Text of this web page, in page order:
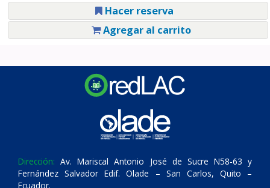
Hacer reserva
Agregar al carrito
Dirección: Av. Mariscal Antonio José de Sucre N58-63 y
Fernández Salvador Edif. Olade – San Carlos, Quito –
Ecuador.